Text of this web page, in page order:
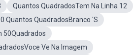
Quantos QuadradosTem Na Linha 12
Quantos QuadradosBranco 'S
50Quadrados
Ve Na Imagem